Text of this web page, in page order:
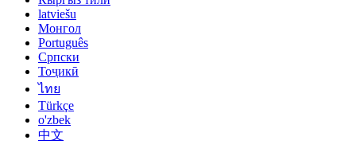
latviešu
Монгол
Português
Српски
Тоҷикӣ
ไทย
Türkçe
o'zbek
中文